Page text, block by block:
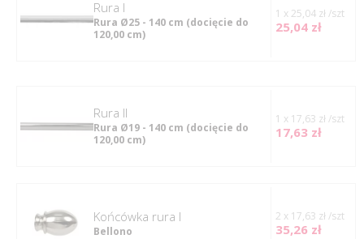
rura I
Rura Ø25 - 140 cm (docięcie do
120,00 cm)
1 x 25,04 zł /szt
25,04 zł
rura II
Rura Ø19 - 140 cm (docięcie do
120,00 cm)
1 x 17,63 zł /szt
17,63 zł
Końcówka rura I
Bellono
2 x 17,63 zł /szt
35,26 zł